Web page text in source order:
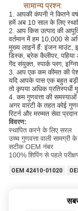
सामान्य प्रश्न:
1. आपकी कंपनी ने कितने
हमें अब 10 साल के लिए
2. आप किस उत्पाद की
वर्तमान में हम 10,000 से
मुख्य लाइनें हैं: इंजन माउंट,
डिस्क, ब्रेक कैलीपर,
गेंद संयुक्त, स्पार्क प्लग,
3. आप एक कम कीमत की
यदि आपके पास एक बहुत
तो कृपया अधिक
4. कम गुणवत्ता की
अगर वारंटी के तहत कोई
रिटर्न और मरम्मत सेवा
विवरण:
स्थापित करने के लिए सरल
उच्च गुणवत्ता वाली सामग्री
सटीक OEM नंबर
100% शिपिंग से पहले
OEM 42410-01020